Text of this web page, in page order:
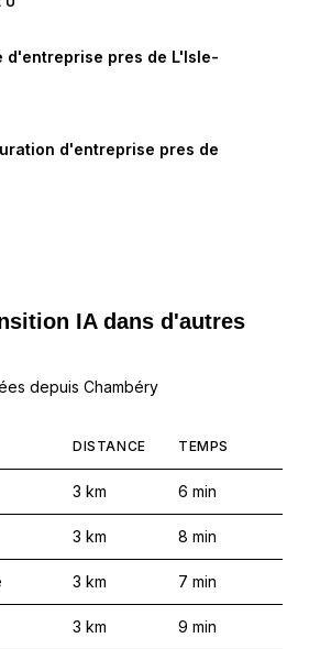
d'entreprise pres de L'Isle-
d'entreprise pres de
IA dans d'autres
depuis Chambéry
DISTANCE TEMPS
3 km 6 min
3 km 8 min
3 km 7 min
3 km 9 min